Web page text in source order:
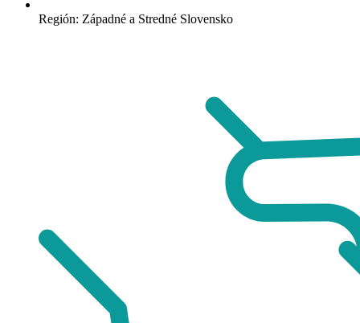
Región: Západné a Stredné Slovensko